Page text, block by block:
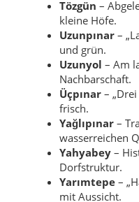
Tözgün –
kleine Höfe.
Uzunpınar –
und grün.
Uzunyol – Am
Nachbarschaft.
Üçpınar –
frisch.
Yağlıpınar –
wasserreichen
Yahyabey –
Dorfstruktur.
Yarımtepe –
mit Aussicht.